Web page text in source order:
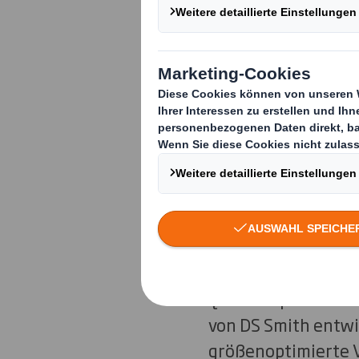
Innengefach
Mit seinen
Kalendern und
RENZ für
auch die neue
von DS Smith
größenoptimierte